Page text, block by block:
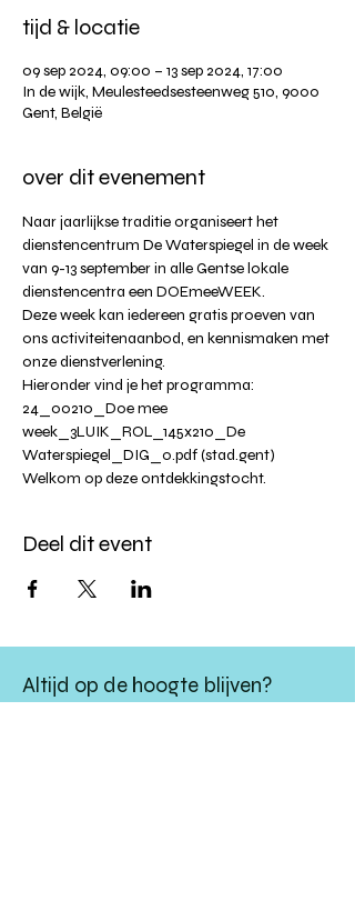
tijd & locatie
09 sep 2024, 09:00 – 13 sep 2024, 17:00
In de wijk, Meulesteedsesteenweg 510, 9000
Gent, België
over dit evenement
Naar jaarlijkse traditie organiseert het
dienstencentrum De Waterspiegel in de week
van 9-13 september in alle Gentse lokale
dienstencentra een DOEmeeWEEK.
Deze week kan iedereen gratis proeven van
ons activiteitenaanbod, en kennismaken met
onze dienstverlening.
Hieronder vind je het programma:
24_00210_Doe mee
week_3LUIK_ROL_145x210_De
Waterspiegel_DIG_0.pdf (stad.gent)
Welkom op deze ontdekkingstocht.
Deel dit event
Altijd op de hoogte blijven?